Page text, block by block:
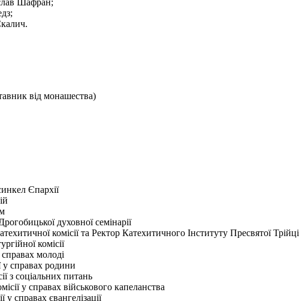
від монашества)
Єпархії
духовної семінарії
комісії та Ректор Катехитичного Інституту Пресвятої Трійці
комісії
молоді
у справах родини
з соціальних питань
у справах військового капеланства
справах євангелізації